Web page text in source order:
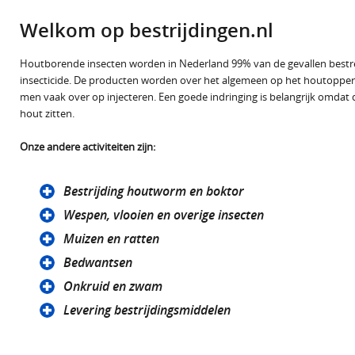
Welkom op bestrijdingen.nl
Houtborende insecten worden in Nederland 99% van de gevallen
insecticide. De producten worden over het algemeen op het
men vaak over op injecteren. Een goede indringing is belangrijk
hout zitten.
Onze andere activiteiten zijn:
Bestrijding houtworm en boktor
Wespen, vlooien en overige insecten
Muizen en ratten
Bedwantsen
Onkruid en zwam
Levering bestrijdingsmiddelen